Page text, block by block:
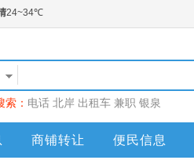
索： 电话 北岸 出租车 兼职 银泉
商铺转让 便民信息